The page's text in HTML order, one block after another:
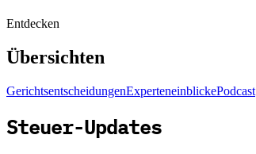
Entdecken
Übersichten
GerichtsentscheidungenExperteneinblickePodcast
Steuer-Updates